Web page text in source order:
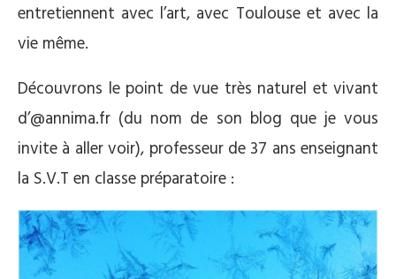
entretiennent avec l’art, avec Toulouse et avec la
vie même.
Découvrons le point de vue très naturel et vivant
d’@annima.fr (du nom de son blog que je vous
invite à aller voir), professeur de 37 ans enseignant
la S.V.T en classe préparatoire :